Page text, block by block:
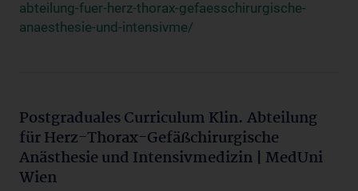
abteilung-fuer-herz-thorax-gefaesschirurgische-
anaesthesie-und-intensivme/
Postgraduales Curriculum Klin. Abteilung
für Herz-Thorax-Gefäßchirurgische
Anästhesie und Intensivmedizin | MedUni
Wien